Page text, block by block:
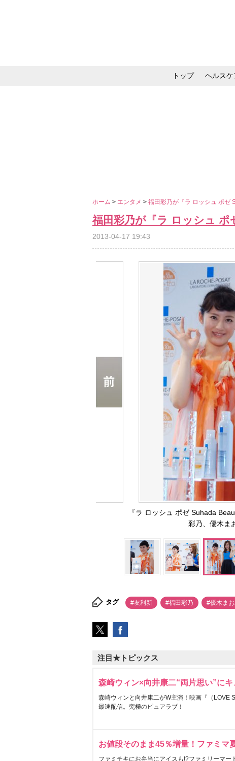
トップ ヘルスケ
ホーム > エンタメ > 福田彩乃が『ラ ロッシュ ポゼ
福田彩乃が『ラ ロッシュ
2013-04-17 19:43
『ラ ロッシュ ポゼ Suhada
彩乃、優木ま
タグ #友利新 #福田彩乃 #優木ま
注目★トピックス
森崎ウィン×向井康二“両片思い”にキ
森崎ウィンと向井康二がW主演！映画『（LOVE
最速配信。究極のピュアラブ！
お値段そのまま45％増量！ファミマ
ファミチキにお弁当にアイスも!?ファミリーマー